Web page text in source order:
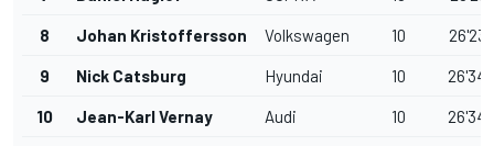
8 Johan Kristoffersson Volkswagen 10
9 Nick Catsburg Hyundai 10
10 Jean-Karl Vernay Audi 10